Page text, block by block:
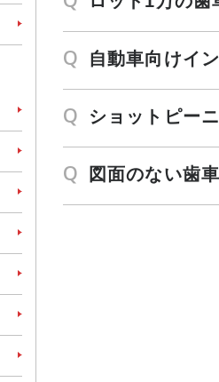
Q 自動車向けイ
Q ショットピー
Q 図面のない歯